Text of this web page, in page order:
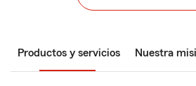
Productos y servicios Nuestra